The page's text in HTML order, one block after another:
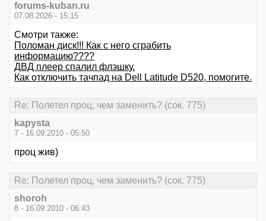
forums-kuban.ru
07.08.2026 - 15:15
Смотри также:
Поломан диск!!! Как с него сграбить
информацию????
ДВД плеер спалил флэшку.
Как отключить тачпад на Dell Latitude D520, помогите.
Re: Полетел проц, чем заменить? (сок. 775)
kapysta
7 - 16.09.2010 - 05:50
проц жив)
Re: Полетел проц, чем заменить? (сок. 775)
shoroh
8 - 16.09.2010 - 06:43